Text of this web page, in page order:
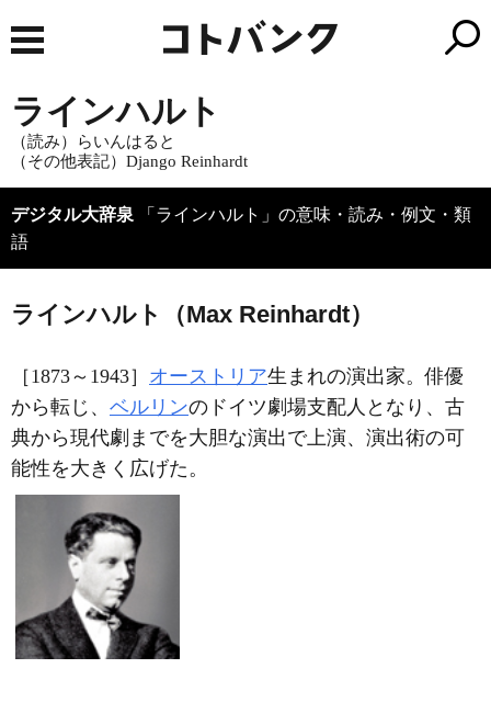
ラインハルト
（読み）らいんはると
（その他表記）Django Reinhardt
デジタル大辞泉 「ラインハルト」の意味・読み・例文・類
語
ラインハルト（Max Reinhardt）
［1873～1943］ オーストリア生まれの演出家。俳優
から転じ、 ベルリンのドイツ劇場支配人となり、古
典から現代劇までを大胆な演出で上演、演出術の可
能性を大きく広げた。